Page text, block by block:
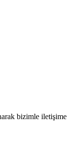
bizimle iletişime